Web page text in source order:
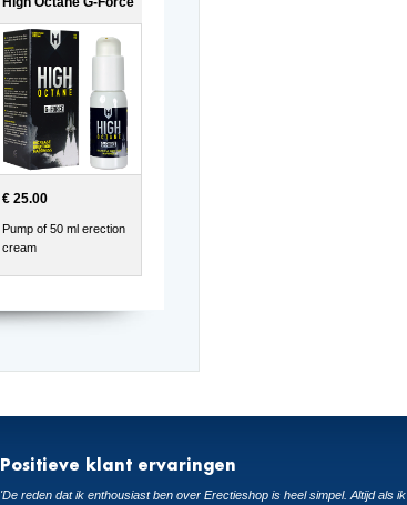
€ 25.00
Pump of 50 ml erection
cream
Positieve klant ervaringen
'De reden dat ik enthousiast ben over Erectieshop is heel simpel. Altijd als ik